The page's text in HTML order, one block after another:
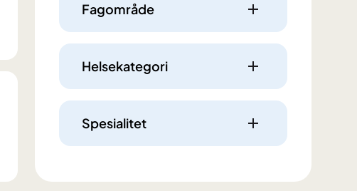
Fagområde
Helsekategori
Spesialitet